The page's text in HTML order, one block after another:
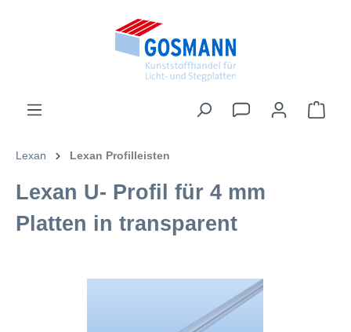
Lexan Lexan Profilleisten
Lexan U- Profil für 4 mm
Platten in transparent